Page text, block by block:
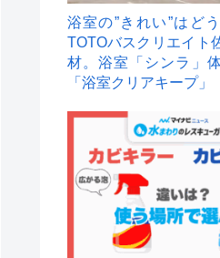
浴室の”きれい”はど
TOTOバスクリエイト
材。浴室「シンラ」
「浴室クリアキープ」